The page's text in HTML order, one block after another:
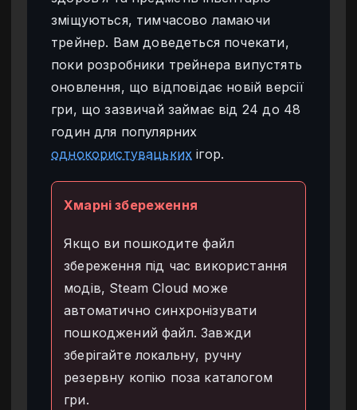
зміщуються, тимчасово ламаючи
трейнер. Вам доведеться почекати,
поки розробники трейнера випустять
оновлення, що відповідає новій версії
гри, що зазвичай займає від 24 до 48
годин для популярних
однокористувацьких ігор.
Хмарні збереження
Якщо ви пошкодите файл
збереження під час використання
модів, Steam Cloud може
автоматично синхронізувати
пошкоджений файл. Завжди
зберігайте локальну, ручну
резервну копію поза каталогом
гри.